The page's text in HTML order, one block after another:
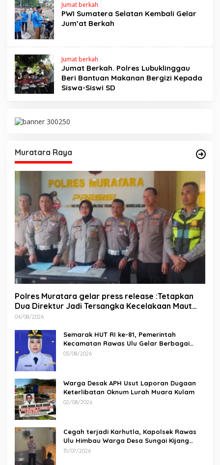
Jumat berkah
PWI Sumatera Selatan Kembali Gelar
Jum’at Berkah ‎
Jumat berkah
Jumat Berkah. Polres Lubuklinggau
Beri Bantuan Makanan Bergizi Kepada
Siswa-Siswi SD
Muratara Raya
Polres Muratara gelar press release :Tetapkan
Dua Direktur Jadi Tersangka Kecelakaan Maut
antara Bus ALS dan Tangki BBM Tewaskan 19
04/08/2026
Semarak HUT RI ke-81, Pemerintah
Kecamatan Rawas Ulu Gelar Berbagai
Lomba
03/08/2026
Warga Desak APH Usut Laporan Dugaan
Keterlibatan Oknum Lurah Muara Kulam
02/08/2026
Cegah terjadi Karhutla, Kapolsek Rawas
Ulu Himbau Warga Desa Sungai Kijang
Sesuai Maklumat Kapolda Sumsel
31/07/2026